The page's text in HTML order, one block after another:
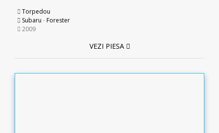
Torpedou
Subaru -Forester
2009
VEZI PIESA